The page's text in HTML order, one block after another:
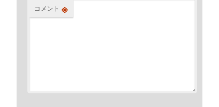
コメント ※